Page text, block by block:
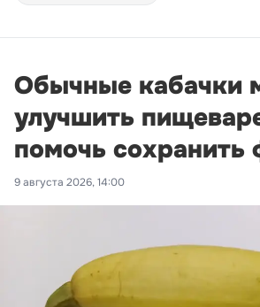
Обычные кабачки
улучшить
помочь сохранить
9 августа 2026, 14:00